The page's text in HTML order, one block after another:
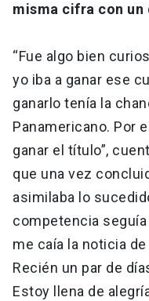
misma cifra con
“Fue algo bien
yo iba a ganar ese
ganarlo tenía la
Panamericano. Por
ganar el título”,
que una vez
asimilaba lo
competencia
me caía la noticia
Recién un par de
Estoy llena de